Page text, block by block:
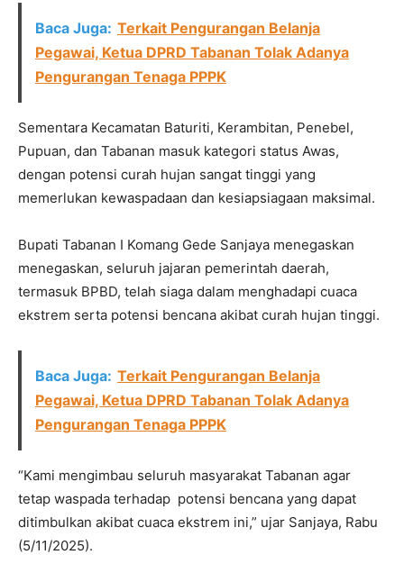
Baca Juga: Terkait Pengurangan Belanja
Pegawai, Ketua DPRD Tabanan Tolak Adanya
Pengurangan Tenaga PPPK
Sementara Kecamatan Baturiti, Kerambitan, Penebel,
Pupuan, dan Tabanan masuk kategori status Awas,
dengan potensi curah hujan sangat tinggi yang
memerlukan kewaspadaan dan kesiapsiagaan maksimal.
Bupati Tabanan I Komang Gede Sanjaya menegaskan
menegaskan, seluruh jajaran pemerintah daerah,
termasuk BPBD, telah siaga dalam menghadapi cuaca
ekstrem serta potensi bencana akibat curah hujan tinggi.
Baca Juga: Terkait Pengurangan Belanja
Pegawai, Ketua DPRD Tabanan Tolak Adanya
Pengurangan Tenaga PPPK
“Kami mengimbau seluruh masyarakat Tabanan agar
tetap waspada terhadap potensi bencana yang dapat
ditimbulkan akibat cuaca ekstrem ini,” ujar Sanjaya, Rabu
(5/11/2025).